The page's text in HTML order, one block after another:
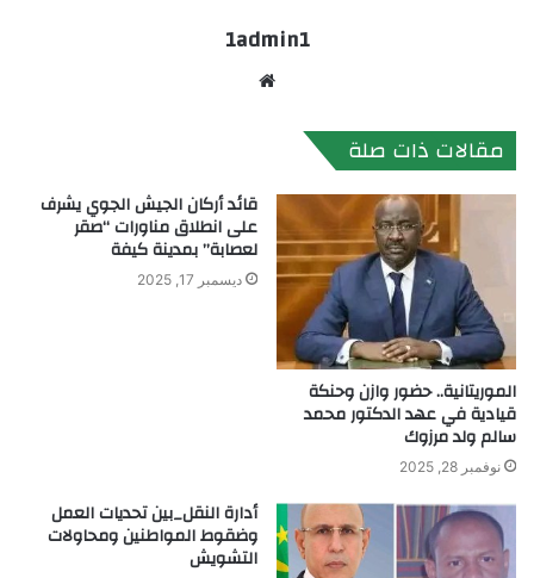
1admin1
مقالات ذات صلة
الموريتانية.. حضور وازن وحنكة
قيادية في عهد الدكتور محمد
سالم ولد مرزوك
نوفمبر 28, 2025
قائد أركان الجيش الجوي يشرف
على انطلاق مناورات “صقر
لعصابة” بمدينة كيفة
ديسمبر 17, 2025
أدارة النقل_بين تحديات العمل
وضقوط المواطنين ومحاولات
التشويش